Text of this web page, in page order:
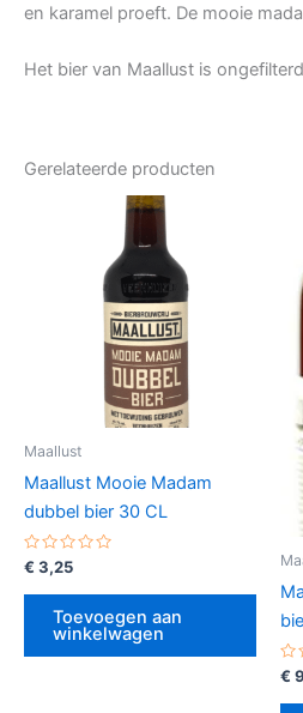
en karamel proeft. De mooie
Het bier van Maallust is
Gerelateerde producten
Maallust
Maallust Mooie Madam
dubbel bier 30 CL
Gewaardeerd
0
uit
€ 3,25
Toevoegen aan
winkelwagen
€